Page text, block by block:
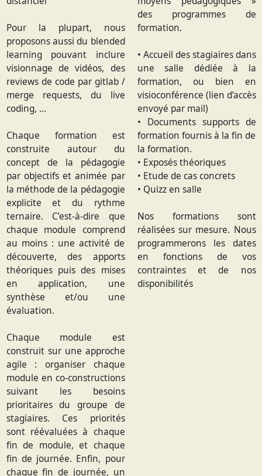
Pour la plupart, nous
proposons aussi du blended
learning pouvant inclure
visionnage de vidéos, des
reviews de code par gitlab /
merge requests, du live
coding, …
Chaque formation est
construite autour du
concept de la pédagogie
par objectifs et animée par
la méthode de la pédagogie
explicite et du rythme
ternaire. C’est-à-dire que
chaque module comprend
au moins : une activité de
découverte, des apports
théoriques puis des mises
en application, une
synthèse et/ou une
évaluation.
Chaque module est
construit sur une approche
agile : organiser chaque
module en co-constructions
suivant les besoins
prioritaires du groupe de
stagiaires. Ces priorités
sont réévaluées à chaque
fin de module, et chaque
fin de journée. Enfin, pour
chaque fin de journée, un
des programmes de
formation.
• Accueil des stagiaires dans
une salle dédiée à la
formation, ou bien en
visioconférence (lien d’accès
envoyé par mail)
• Documents supports de
formation fournis à la fin de
la formation.
• Exposés théoriques
• Etude de cas concrets
• Quizz en salle
Nos formations sont
réalisées sur mesure. Nous
programmerons les dates
en fonctions de vos
contraintes et de nos
disponibilités